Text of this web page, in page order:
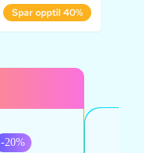
Spar opptil 40%
-20%